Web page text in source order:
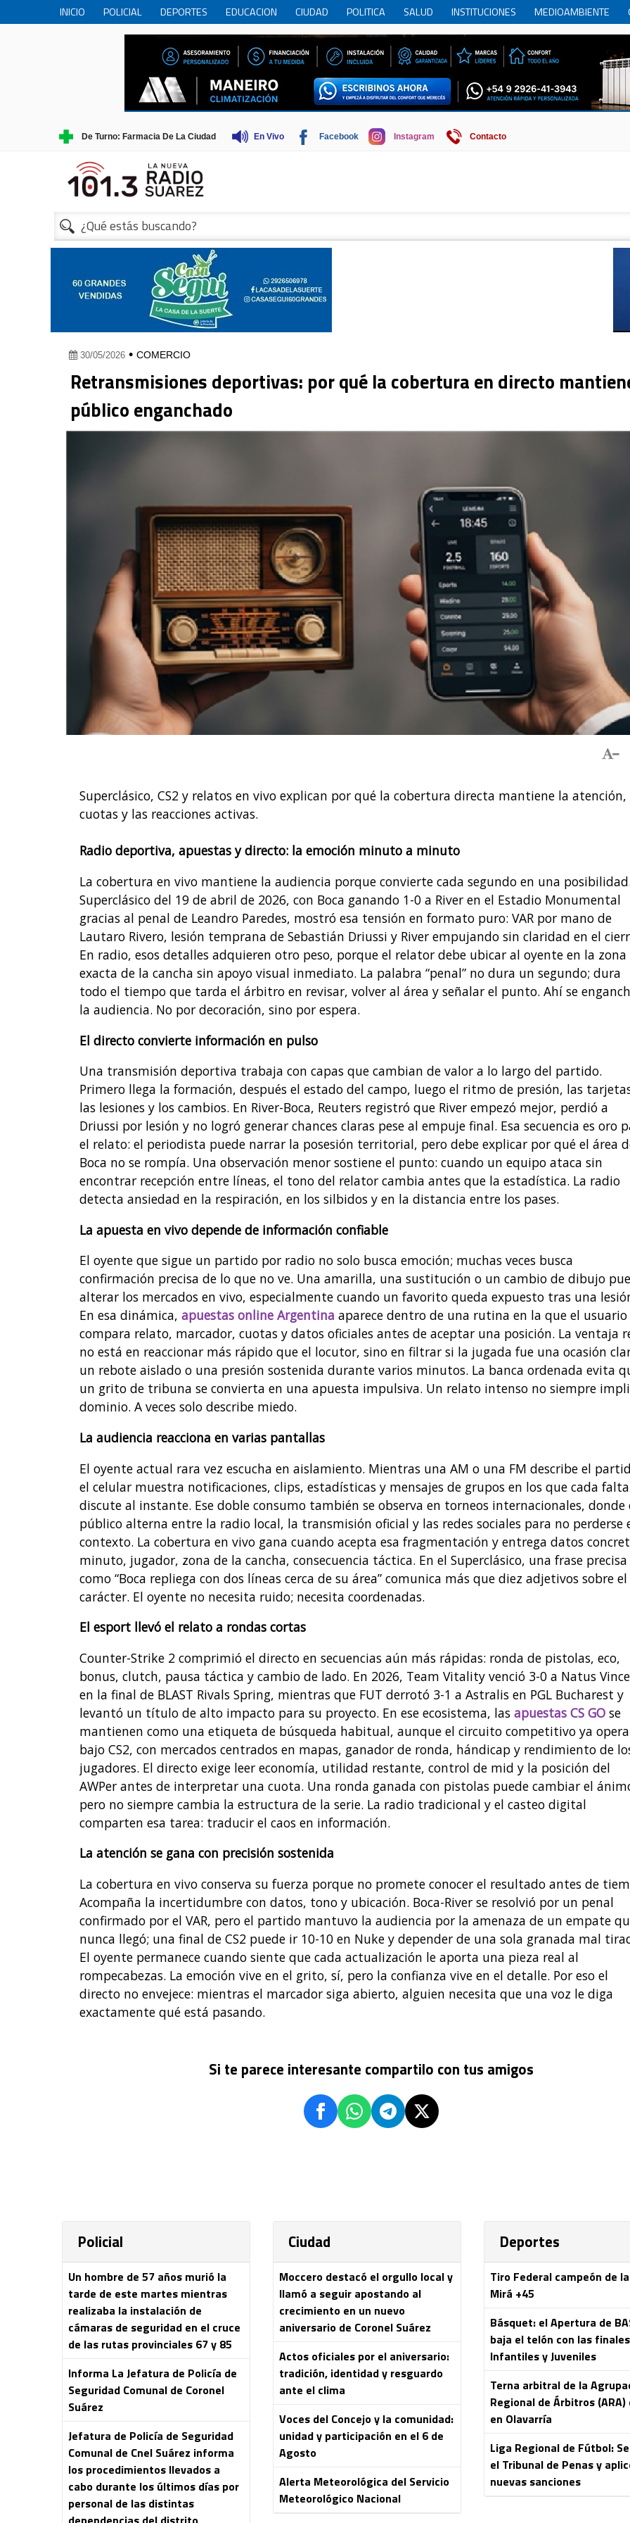
INICIO POLICIAL DEPORTES EDUCACION CIUDAD POLITICA SALUD INSTITUCIONES MEDIOAMBIENTE
PERSONAS MAYORES
CIENCIA MUNICIPIO COMERCIO REGION SOCIEDAD ECONOMIA HISTORIA HUMOR
TURISMO
De Turno: Farmacia De La Ciudad En Vivo Facebook Instagram Contacto
30/05/2026 •COMERCIO
Retransmisiones deportivas: por qué la cobertura en directo
público enganchado
Superclásico, CS2 y relatos en vivo explican por qué la cobertura directa mantiene la atención,
cuotas y las reacciones activas.
Radio deportiva, apuestas y directo: la emoción minuto a minuto
La cobertura en vivo mantiene la audiencia porque convierte cada segundo en una
Superclásico del 19 de abril de 2026, con Boca ganando 1-0 a River en el Estadio Monumental
gracias al penal de Leandro Paredes, mostró esa tensión en formato puro: VAR por mano de
Lautaro Rivero, lesión temprana de Sebastián Driussi y River empujando sin claridad en el
En radio, esos detalles adquieren otro peso, porque el relator debe ubicar al oyente en la zona
exacta de la cancha sin apoyo visual inmediato. La palabra “penal” no dura un segundo; dura
todo el tiempo que tarda el árbitro en revisar, volver al área y señalar el punto. Ahí se
la audiencia. No por decoración, sino por espera.
El directo convierte información en pulso
Una transmisión deportiva trabaja con capas que cambian de valor a lo largo del partido.
Primero llega la formación, después el estado del campo, luego el ritmo de presión, las
las lesiones y los cambios. En River-Boca, Reuters registró que River empezó mejor, perdió a
Driussi por lesión y no logró generar chances claras pese al empuje final. Esa secuencia es oro
el relato: el periodista puede narrar la posesión territorial, pero debe explicar por qué el área
Boca no se rompía. Una observación menor sostiene el punto: cuando un equipo ataca sin
encontrar recepción entre líneas, el tono del relator cambia antes que la estadística. La radio
detecta ansiedad en la respiración, en los silbidos y en la distancia entre los pases.
La apuesta en vivo depende de información confiable
El oyente que sigue un partido por radio no solo busca emoción; muchas veces busca
confirmación precisa de lo que no ve. Una amarilla, una sustitución o un cambio de dibujo
alterar los mercados en vivo, especialmente cuando un favorito queda expuesto tras una
En esa dinámica, apuestas online Argentina aparece dentro de una rutina en la que el usuario
compara relato, marcador, cuotas y datos oficiales antes de aceptar una posición. La ventaja
no está en reaccionar más rápido que el locutor, sino en filtrar si la jugada fue una ocasión
un rebote aislado o una presión sostenida durante varios minutos. La banca ordenada evita
un grito de tribuna se convierta en una apuesta impulsiva. Un relato intenso no siempre
dominio. A veces solo describe miedo.
La audiencia reacciona en varias pantallas
El oyente actual rara vez escucha en aislamiento. Mientras una AM o una FM describe el
el celular muestra notificaciones, clips, estadísticas y mensajes de grupos en los que cada
discute al instante. Ese doble consumo también se observa en torneos internacionales, donde
público alterna entre la radio local, la transmisión oficial y las redes sociales para no perderse
contexto. La cobertura en vivo gana cuando acepta esa fragmentación y entrega datos
minuto, jugador, zona de la cancha, consecuencia táctica. En el Superclásico, una frase precisa
como “Boca repliega con dos líneas cerca de su área” comunica más que diez adjetivos sobre el
carácter. El oyente no necesita ruido; necesita coordenadas.
El esport llevó el relato a rondas cortas
Counter-Strike 2 comprimió el directo en secuencias aún más rápidas: ronda de pistolas, eco,
bonus, clutch, pausa táctica y cambio de lado. En 2026, Team Vitality venció 3-0 a Natus
en la final de BLAST Rivals Spring, mientras que FUT derrotó 3-1 a Astralis en PGL Bucharest y
levantó un título de alto impacto para su proyecto. En ese ecosistema, las apuestas CS GOse
mantienen como una etiqueta de búsqueda habitual, aunque el circuito competitivo ya opera
bajo CS2, con mercados centrados en mapas, ganador de ronda, hándicap y rendimiento de
jugadores. El directo exige leer economía, utilidad restante, control de mid y la posición del
AWPer antes de interpretar una cuota. Una ronda ganada con pistolas puede cambiar el
pero no siempre cambia la estructura de la serie. La radio tradicional y el casteo digital
comparten esa tarea: traducir el caos en información.
La atención se gana con precisión sostenida
La cobertura en vivo conserva su fuerza porque no promete conocer el resultado antes de
Acompaña la incertidumbre con datos, tono y ubicación. Boca-River se resolvió por un penal
confirmado por el VAR, pero el partido mantuvo la audiencia por la amenaza de un empate
nunca llegó; una final de CS2 puede ir 10-10 en Nuke y depender de una sola granada mal
El oyente permanece cuando siente que cada actualización le aporta una pieza real al
rompecabezas. La emoción vive en el grito, sí, pero la confianza vive en el detalle. Por eso el
directo no envejece: mientras el marcador siga abierto, alguien necesita que una voz le diga
exactamente qué está pasando.
Si te parece interesante compartilo con tus amigos
Policial
Un hombre de 57 años murió la
tarde de este martes mientras
realizaba la instalación de
cámaras de seguridad en el cruce
de las rutas provinciales 67 y 85
Informa La Jefatura de Policía de
Seguridad Comunal de Coronel
Suárez
Jefatura de Policía de Seguridad
Comunal de Cnel Suárez informa
los procedimientos llevados a
cabo durante los últimos días por
personal de las distintas
Ciudad
Moccero destacó el orgullo local y
llamó a seguir apostando al
crecimiento en un nuevo
aniversario de Coronel Suárez
Actos oficiales por el aniversario:
tradición, identidad y resguardo
ante el clima
Voces del Concejo y la comunidad:
unidad y participación en el 6 de
Agosto
Alerta Meteorológica del Servicio
Meteorológico Nacional
Deportes
Tiro Federal campeón de
Mirá +45
Básquet: el Apertura de
baja el telón con las
Infantiles y Juveniles
Terna arbitral de la
Regional de Árbitros
en Olavarría
Liga Regional de Fútbol:
el Tribunal de Penas y
nuevas sanciones